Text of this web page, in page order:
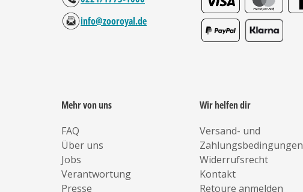
info@zooroyal.de
Mehr von uns
FAQ
Über uns
Jobs
Verantwortung
Presse
Wir helfen dir
Versand- und
Zahlungsbedingungen
Widerrufsrecht
Kontakt
Retoure anmelden